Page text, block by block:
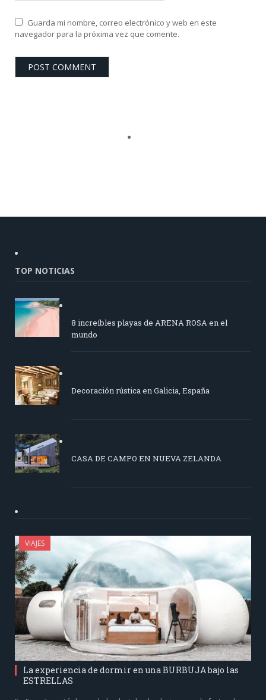
Guarda mi nombre, correo electrónico y web en este
navegador para la próxima vez que comente.
TOP NOTICIAS
8 increíbles playas de ARENA ROSA en el
mundo
Decoración rústica en Galicia, España
CASA DE CAMPO EN NUEVA ZELANDA
VIAJES
La experiencia de dormir en una BURBUJA bajo las
ESTRELLAS